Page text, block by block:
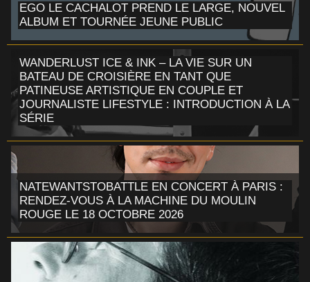
EGO LE CACHALOT PREND LE LARGE, NOUVEL
ALBUM ET TOURNÉE JEUNE PUBLIC
WANDERLUST ICE & INK – LA VIE SUR UN
BATEAU DE CROISIÈRE EN TANT QUE
PATINEUSE ARTISTIQUE EN COUPLE ET
JOURNALISTE LIFESTYLE : INTRODUCTION À LA
SÉRIE
NATEWANTSTOBATTLE EN CONCERT À PARIS :
RENDEZ-VOUS À LA MACHINE DU MOULIN
ROUGE LE 18 OCTOBRE 2026